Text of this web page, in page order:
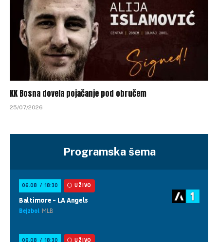
KK Bosna dovela pojačanje pod obručem
25/07/2026
Programska šema